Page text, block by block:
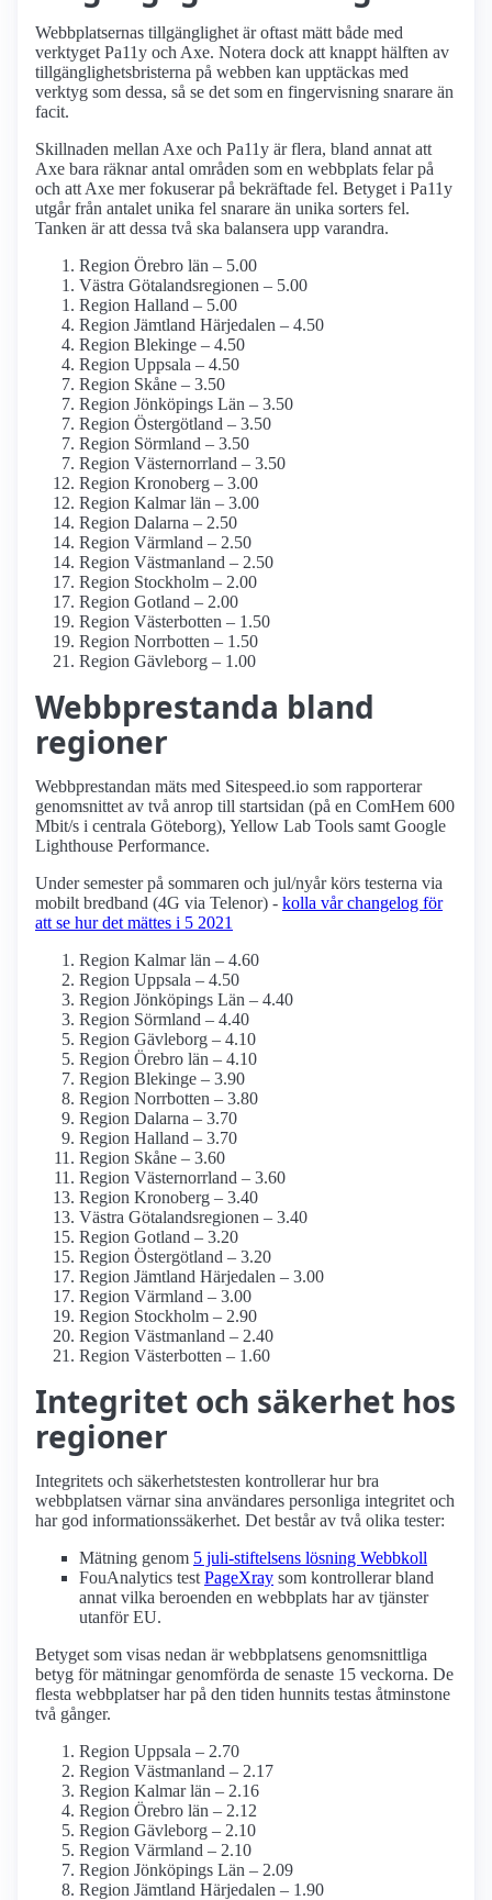
Webbplatsernas tillgänglighet är oftast mätt både med
verktyget Pa11y och Axe. Notera dock att knappt hälften av
tillgänglighetsbristerna på webben kan upptäckas med
verktyg som dessa, så se det som en fingervisning snarare än
facit.
Skillnaden mellan Axe och Pa11y är flera, bland annat att
Axe bara räknar antal områden som en webbplats felar på
och att Axe mer fokuserar på bekräftade fel. Betyget i Pa11y
utgår från antalet unika fel snarare än unika sorters fel.
Tanken är att dessa två ska balansera upp varandra.
Region Örebro län – 5.00
Västra Götalandsregionen – 5.00
Region Halland – 5.00
Region Jämtland Härjedalen – 4.50
Region Blekinge – 4.50
Region Uppsala – 4.50
Region Skåne – 3.50
Region Jönköpings Län – 3.50
Region Östergötland – 3.50
Region Sörmland – 3.50
Region Västernorrland – 3.50
Region Kronoberg – 3.00
Region Kalmar län – 3.00
Region Dalarna – 2.50
Region Värmland – 2.50
Region Västmanland – 2.50
Region Stockholm – 2.00
Region Gotland – 2.00
Region Västerbotten – 1.50
Region Norrbotten – 1.50
Region Gävleborg – 1.00
Webbprestanda bland
regioner
Webbprestandan mäts med Sitespeed.io som rapporterar
genomsnittet av två anrop till startsidan (på en ComHem 600
Mbit/s i centrala Göteborg), Yellow Lab Tools samt Google
Lighthouse Performance.
Under semester på sommaren och jul/nyår körs testerna via
mobilt bredband (4G via Telenor) - kolla vår changelog för
att se hur det mättes i 5 2021
Region Kalmar län – 4.60
Region Uppsala – 4.50
Region Jönköpings Län – 4.40
Region Sörmland – 4.40
Region Gävleborg – 4.10
Region Örebro län – 4.10
Region Blekinge – 3.90
Region Norrbotten – 3.80
Region Dalarna – 3.70
Region Halland – 3.70
Region Skåne – 3.60
Region Västernorrland – 3.60
Region Kronoberg – 3.40
Västra Götalandsregionen – 3.40
Region Gotland – 3.20
Region Östergötland – 3.20
Region Jämtland Härjedalen – 3.00
Region Värmland – 3.00
Region Stockholm – 2.90
Region Västmanland – 2.40
Region Västerbotten – 1.60
Integritet och säkerhet hos
regioner
Integritets och säkerhetstesten kontrollerar hur bra
webbplatsen värnar sina användares personliga integritet och
har god informationssäkerhet. Det består av två olika tester:
Mätning genom 5 juli-stiftelsens lösning Webbkoll
FouAnalytics test PageXray som kontrollerar bland
annat vilka beroenden en webbplats har av tjänster
utanför EU.
Betyget som visas nedan är webbplatsens genomsnittliga
betyg för mätningar genomförda de senaste 15 veckorna. De
flesta webbplatser har på den tiden hunnits testas åtminstone
två gånger.
Region Uppsala – 2.70
Region Västmanland – 2.17
Region Kalmar län – 2.16
Region Örebro län – 2.12
Region Gävleborg – 2.10
Region Värmland – 2.10
Region Jönköpings Län – 2.09
Region Jämtland Härjedalen – 1.90